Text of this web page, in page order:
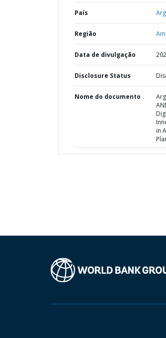
País
Região
Data de divulgação
Disclosure Status
Nome do documento
in